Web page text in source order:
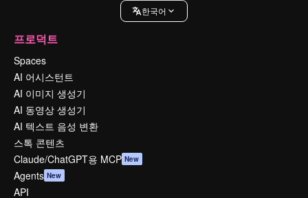
한국어
프로덕트
Spaces
AI 어시스턴트
AI 이미지 생성기
AI 동영상 생성기
AI 텍스트 음성 변환
스톡 콘텐츠
Claude/ChatGPT용 MCP New
Agents New
API